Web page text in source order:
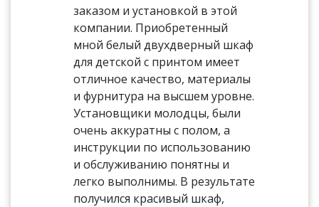
заказом и установкой в этой
компании. Приобретенный
мной белый двухдверный шкаф
для детской с принтом имеет
отличное качество, материалы
и фурнитура на высшем уровне.
Установщики молодцы, были
очень аккуратны с полом, а
инструкции по использованию
и обслуживанию понятны и
легко выполнимы. В результате
получился красивый шкаф,